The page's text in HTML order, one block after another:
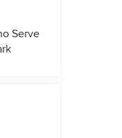
Serve